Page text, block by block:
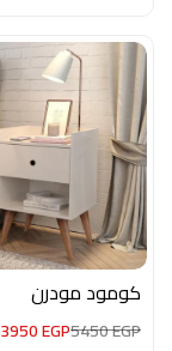
كومود مودرن
MON171
5450EGP
3950EGP